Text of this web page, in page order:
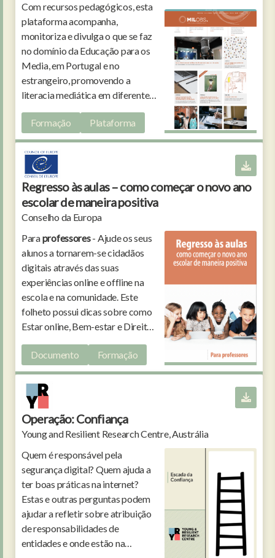
Com recursos pedagógicos, esta
plataforma acompanha,
monitoriza e divulga o que se faz
no domínio da Educação para os
Media, em Portugal e no
estrangeiro, promovendo a
literacia mediática em diferentes
setores da sociedade.
Formação
Plataforma
Regresso às aulas – como começar o novo ano
escolar de maneira positiva
Conselho da Europa
Paraprofessores- Ajude os seus
alunos a tornarem-se cidadãos
digitais através das suas
experiências online e offline na
escola e na comunidade. Este
folheto possui dicas sobre como
Estar online, Bem-estar e Direitos
Documento
Formação
Operação: Confiança
Young and Resilient Research Centre, Austrália
Quem é responsável pela
segurança digital? Quem ajuda a
ter boas práticas na internet?
Estas e outras perguntas podem
ajudar a refletir sobre atribuição
de responsabilidades de
entidades e onde estão na